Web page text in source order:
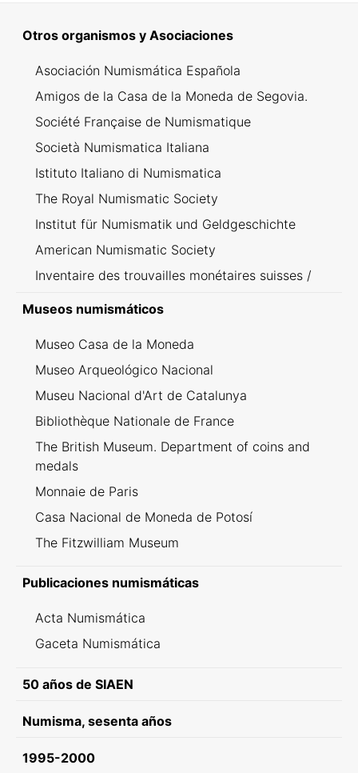
Otros organismos y Asociaciones
Asociación Numismática Española
Amigos de la Casa de la Moneda de Segovia.
Société Française de Numismatique
Società Numismatica Italiana
Istituto Italiano di Numismatica
The Royal Numismatic Society
Institut für Numismatik und Geldgeschichte
American Numismatic Society
Inventaire des trouvailles monétaires suisses /
Museos numismáticos
Museo Casa de la Moneda
Museo Arqueológico Nacional
Museu Nacional d'Art de Catalunya
Bibliothèque Nationale de France
The British Museum. Department of coins and
medals
Monnaie de Paris
Casa Nacional de Moneda de Potosí
The Fitzwilliam Museum
Publicaciones numismáticas
Acta Numismática
Gaceta Numismática
50 años de SIAEN
Numisma, sesenta años
1995-2000